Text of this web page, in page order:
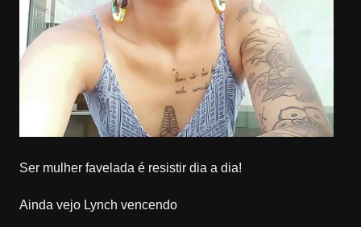
Ser mulher favelada é resistir dia a dia!
Ainda vejo Lynch vencendo